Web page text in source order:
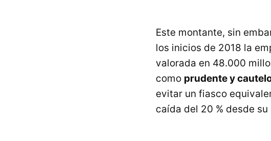
Este montante, sin
los inicios de 2018 la
valorada en 48.000
como prudente y
evitar un fiasco
caída del 20 % desde